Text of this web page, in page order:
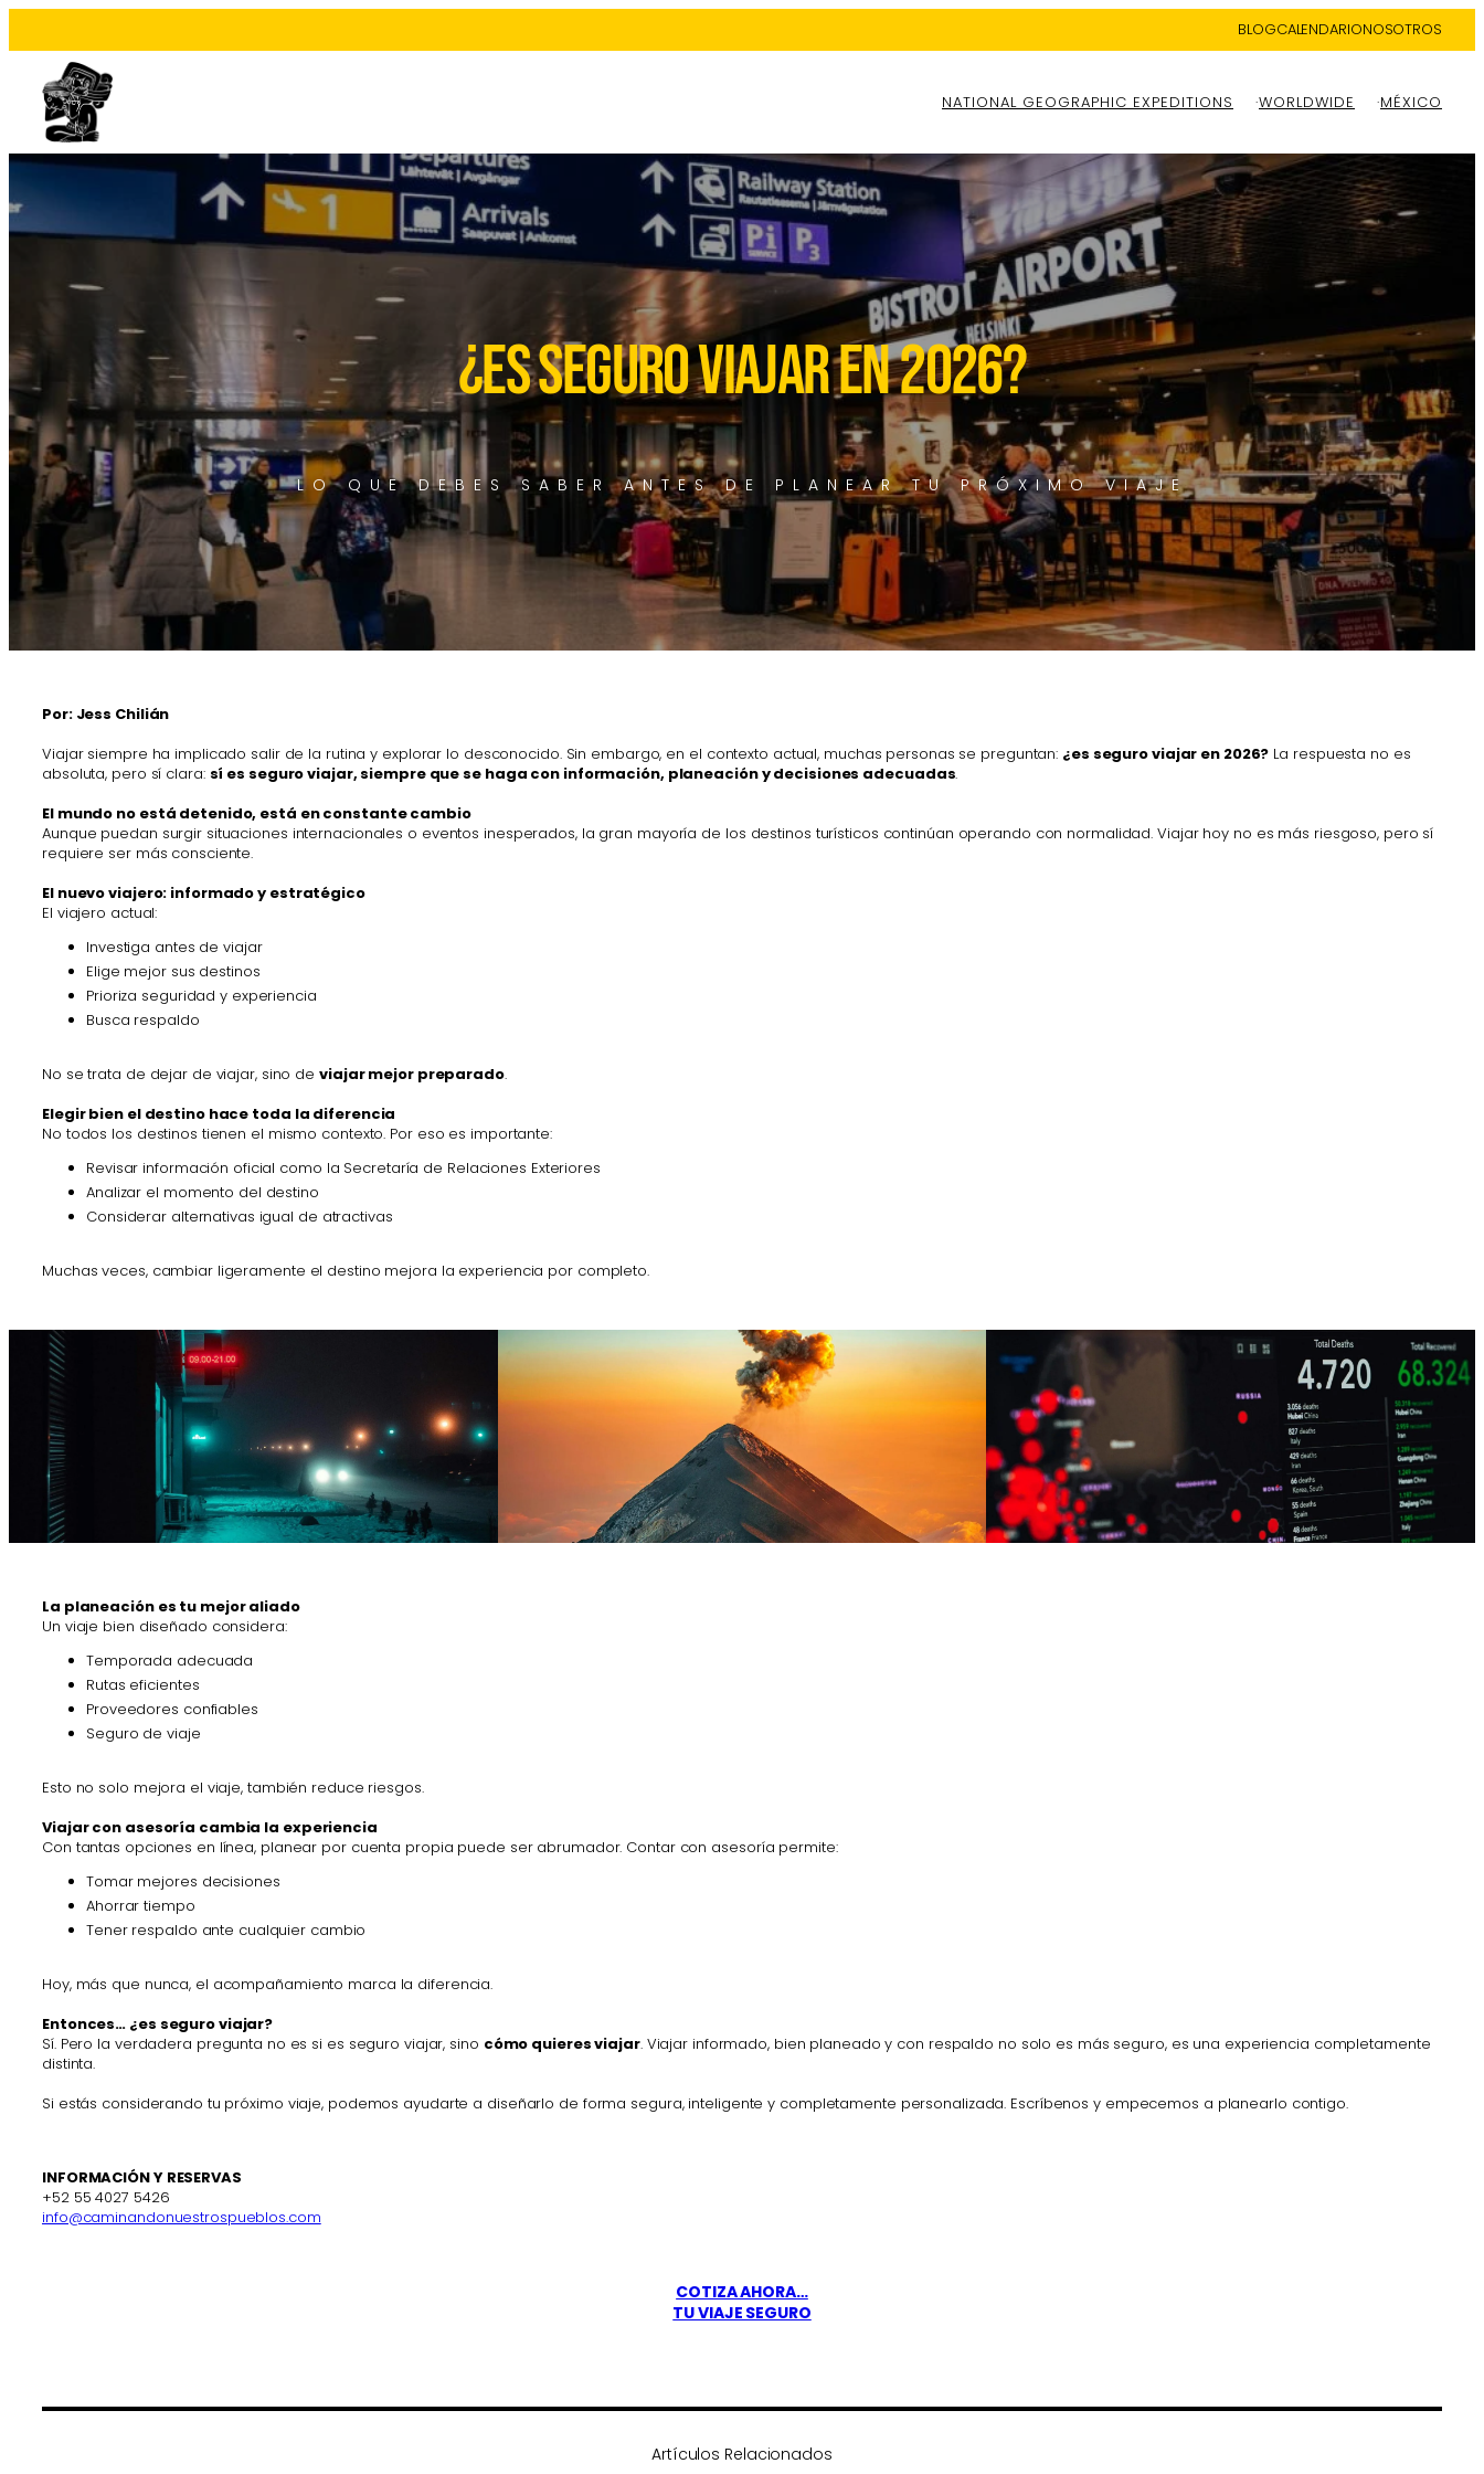
BLOGCALENDARIONOSOTROS
NATIONAL GEOGRAPHIC EXPEDITIONS WORLDWIDE MÉXICO
¿es seguro viajar en 2026?
LO QUE DEBES SABER ANTES DE PLANEAR TU PRÓXIMO VIAJE
Por: Jess Chilián
Viajar siempre ha implicado salir de la rutina y explorar lo desconocido. Sin embargo, en el contexto actual, muchas personas se preguntan: ¿es seguro viajar en 2026? La respuesta no es
absoluta, pero sí clara: sí es seguro viajar, siempre que se haga con información, planeación y decisiones adecuadas.
El mundo no está detenido, está en constante cambio
Aunque puedan surgir situaciones internacionales o eventos inesperados, la gran mayoría de los destinos turísticos continúan operando con normalidad. Viajar hoy no es más riesgoso, pero sí
requiere ser más consciente.
El nuevo viajero: informado y estratégico
El viajero actual:
Investiga antes de viajar
Elige mejor sus destinos
Prioriza seguridad y experiencia
Busca respaldo
No se trata de dejar de viajar, sino de viajar mejor preparado.
Elegir bien el destino hace toda la diferencia
No todos los destinos tienen el mismo contexto. Por eso es importante:
Revisar información oficial como la Secretaría de Relaciones Exteriores
Analizar el momento del destino
Considerar alternativas igual de atractivas
Muchas veces, cambiar ligeramente el destino mejora la experiencia por completo.
La planeación es tu mejor aliado
Un viaje bien diseñado considera:
Temporada adecuada
Rutas eficientes
Proveedores confiables
Seguro de viaje
Esto no solo mejora el viaje, también reduce riesgos.
Viajar con asesoría cambia la experiencia
Con tantas opciones en línea, planear por cuenta propia puede ser abrumador. Contar con asesoría permite:
Tomar mejores decisiones
Ahorrar tiempo
Tener respaldo ante cualquier cambio
Hoy, más que nunca, el acompañamiento marca la diferencia.
Entonces… ¿es seguro viajar?
Sí. Pero la verdadera pregunta no es si es seguro viajar, sino cómo quieres viajar. Viajar informado, bien planeado y con respaldo no solo es más seguro, es una experiencia completamente
distinta.
Si estás considerando tu próximo viaje, podemos ayudarte a diseñarlo de forma segura, inteligente y completamente personalizada. Escríbenos y empecemos a planearlo contigo.
INFORMACIÓN Y RESERVAS
+52 55 4027 5426
info@caminandonuestrospueblos.com
COTIZA AHORA…
TU VIAJE SEGURO
Artículos Relacionados